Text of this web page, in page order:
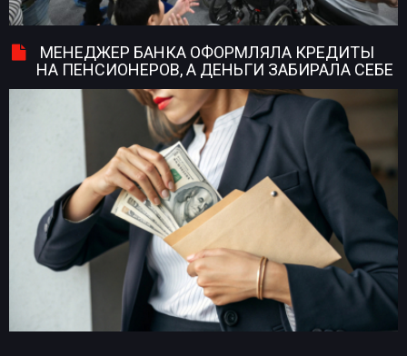
МЕНЕДЖЕР БАНКА ОФОРМЛЯЛА КРЕДИТЫ
НА ПЕНСИОНЕРОВ, А ДЕНЬГИ ЗАБИРАЛА СЕБЕ